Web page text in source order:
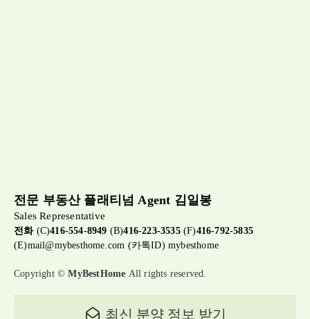
전문 부동산 플래티넘 Agent 김일봉
Sales Representative
전화(C)416-554-8949 (B)416-223-3535(F)416-792-5835
(E)mail@mybesthome.com (카톡ID) mybesthome
Copyright ©MyBestHome All rights reserved.
최신 분양 정보 받기